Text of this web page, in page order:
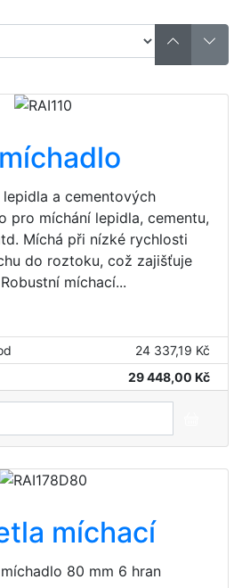
a cementových
pro míchání lepidla, cementu,
Míchá při nízké rychlosti
do roztoku, což zajišťuje
míchací...
24 337,19 Kč
29 448,00 Kč
míchací
80 mm 6 hran